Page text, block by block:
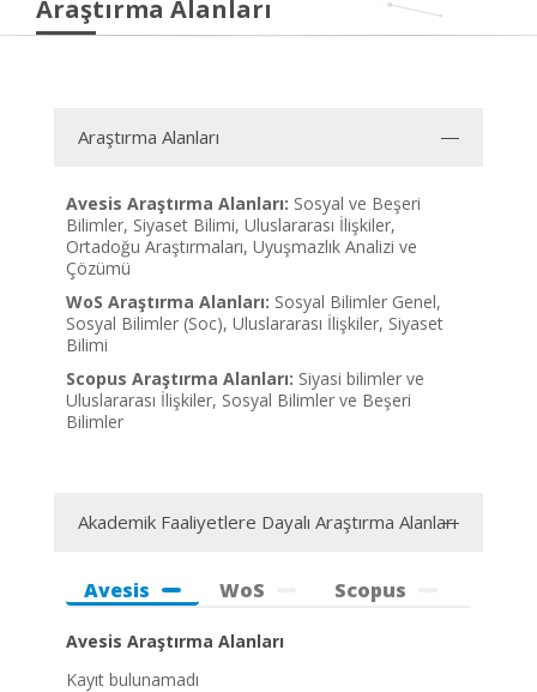
Araştırma Alanları
Araştırma Alanları
Avesis Araştırma Alanları: Sosyal ve Beşeri
Bilimler, Siyaset Bilimi, Uluslararası İlişkiler,
Ortadoğu Araştırmaları, Uyuşmazlık Analizi ve
Çözümü
WoS Araştırma Alanları: Sosyal Bilimler Genel,
Sosyal Bilimler (Soc), Uluslararası İlişkiler, Siyaset
Bilimi
Scopus Araştırma Alanları: Siyasi bilimler ve
Uluslararası İlişkiler, Sosyal Bilimler ve Beşeri
Bilimler
Akademik Faaliyetlere Dayalı Araştırma Alanları
Avesis WoS Scopus
Avesis Araştırma Alanları
Kayıt bulunamadı